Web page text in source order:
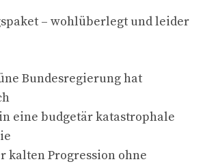
– wohlüberlegt und leider
Bundesregierung hat
eine budgetär katastrophale
kalten Progression ohne